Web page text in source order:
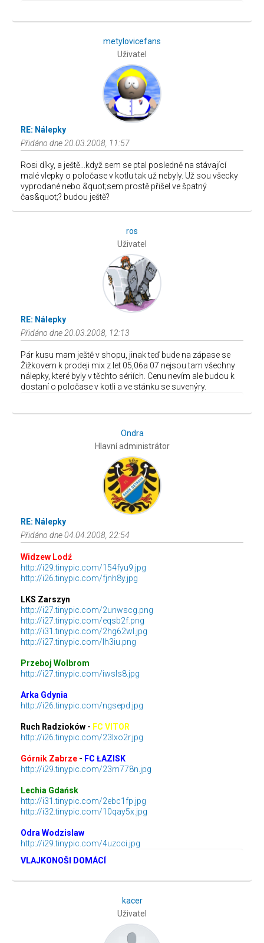
metylovicefans
Uživatel
RE: Nálepky
Přidáno dne 20.03.2008, 11:57
Rosi díky, a ještě...když sem se ptal posledně na stávající
malé vlepky o poločase v kotlu tak už nebyly. Už sou všecky
vyprodané nebo &quot;sem prostě přišel ve špatný
čas&quot;? budou ještě?
ros
Uživatel
RE: Nálepky
Přidáno dne 20.03.2008, 12:13
Pár kusu mam ještě v shopu, jinak teď bude na zápase se
Žižkovem k prodeji mix z let 05,06a 07 nejsou tam všechny
nálepky, které byly v těchto sériích. Cenu nevím ale budou k
dostaní o poločase v kotli a ve stánku se suvenýry.
Ondra
Hlavní administrátor
RE: Nálepky
Přidáno dne 04.04.2008, 22:54
Widzew Lodź
http://i29.tinypic.com/154fyu9.jpg
http://i26.tinypic.com/fjnh8y.jpg
LKS Zarszyn
http://i27.tinypic.com/2unwscg.png
http://i27.tinypic.com/eqsb2f.png
http://i31.tinypic.com/2hg62wl.jpg
http://i27.tinypic.com/lh3iu.png
Przeboj Wolbrom
http://i27.tinypic.com/iwsls8.jpg
Arka Gdynia
http://i26.tinypic.com/ngsepd.jpg
Ruch Radzioków - FC VITOR
http://i26.tinypic.com/23lxo2r.jpg
Górnik Zabrze - FC ŁAZISK
http://i29.tinypic.com/23m778n.jpg
Lechia Gdańsk
http://i31.tinypic.com/2ebc1fp.jpg
http://i32.tinypic.com/10qay5x.jpg
Odra Wodzislaw
http://i29.tinypic.com/4uzcci.jpg
VLAJKONOŠI DOMÁCÍ
kacer
Uživatel